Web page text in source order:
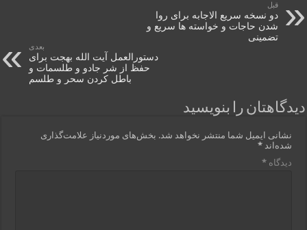
قبل
دو نسخه سریع الاجابه برای روا
شدن حاجات و خواسته ها سریع و
تضمینی
بعدی
دستورالعمل آیت الله بهجت برای
حفظ از شر جادو و طلسمات و
باطل کردن سحر و طلسم
دیدگاهتان را بنویسید
نشانی ایمیل شما منتشر نخواهد شد. بخش‌های موردنیاز علامت‌گذاری
شده‌اند*
دیدگاه*